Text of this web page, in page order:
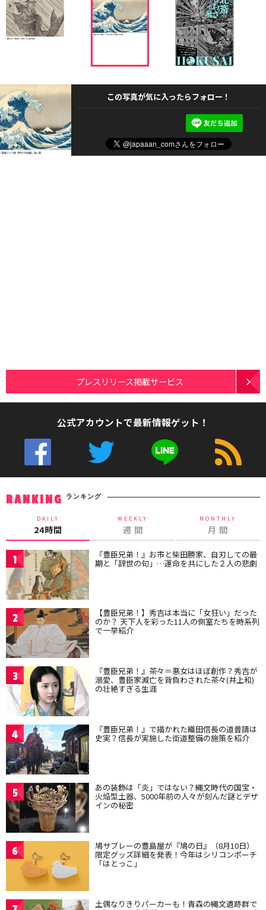
この写真が気に入ったらフォロー！
プレスリリース掲載サービス
公式アカウントで最新情報ゲット！
RANKING ランキング
DAILY
24時間
WEEKLY
週 間
MONTHLY
月 間
1 『豊臣兄弟！』お市と柴田勝家、自刃しての最
期と「辞世の句」…運命を共にした２人の悲劇
2 【豊臣兄弟！】秀吉は本当に「女狂い」だった
のか？ 天下人を彩った11人の側室たちを時系列
で一挙紹介
3 『豊臣兄弟！』茶々＝悪女はほぼ創作？秀吉が
溺愛、豊臣家滅亡を背負わされた茶々(井上和)
の壮絶すぎる生涯
4 『豊臣兄弟！』で描かれた織田信長の道普請は
史実？信長が実施した街道整備の施策を紹介
5 あの装飾は「炎」ではない？縄文時代の国宝・
火焔型土器、5000年前の人々が刻んだ謎とデザ
インの秘密
6 鳩サブレーの豊島屋が『鳩の日』（8月10日）
限定グッズ詳細を発表！今年はシリコンポーチ
「はとっこ」
土偶なりきりパーカーも！青森の縄文遺跡群で